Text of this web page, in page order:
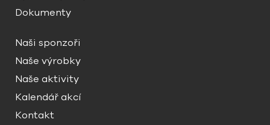
Dokumenty
Naši sponzoři
Naše výrobky
Naše aktivity
Kalendář akcí
Kontakt